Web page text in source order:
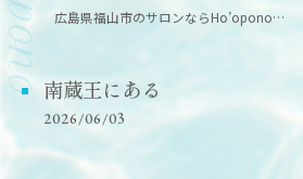
広島県福山市のサロンならHo’oponopono
南蔵王にある
2026/06/03